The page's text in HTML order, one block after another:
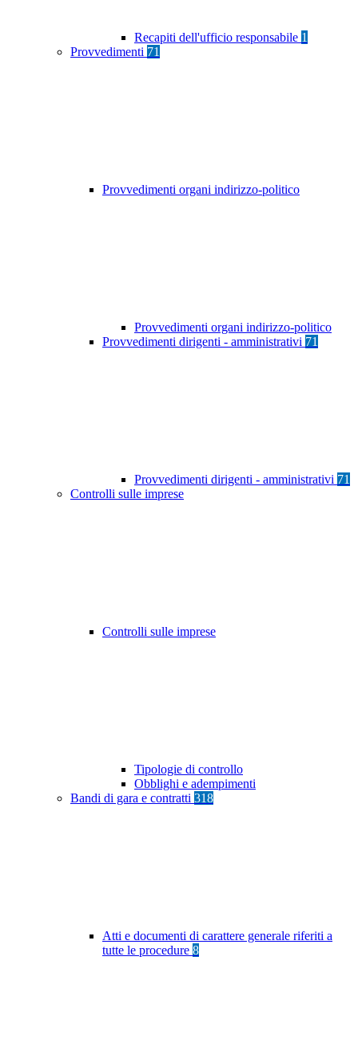
Recapiti dell'ufficio responsabile 1
Provvedimenti 71
Provvedimenti organi indirizzo-politico
Provvedimenti organi indirizzo-politico
Provvedimenti dirigenti - amministrativi 71
Provvedimenti dirigenti - amministrativi 71
Controlli sulle imprese
Controlli sulle imprese
Tipologie di controllo
Obblighi e adempimenti
Bandi di gara e contratti 318
Atti e documenti di carattere generale riferiti a
tutte le procedure 8